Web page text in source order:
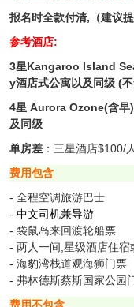
报名时全款付清, （建议
参考酒店:
3星Kangaroo Island
y酒店式公寓以及同级
4星 Aurora Ozone(含
及同级
单房差 ： 三星酒店$100/
费用包含
- 全程空调旅游巴士
- 中文司机兼导游
- 袋鼠岛来回渡轮船票
- 两人一间,星级酒店住宿
- 海豹湾栈道观海狮门票
- 弗林德斯蔡斯国家公园